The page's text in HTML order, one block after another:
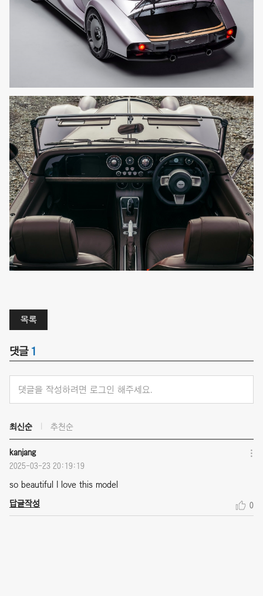
목록
댓글 1
댓글을 작성하려면 로그인 해주세요.
최신순 추천순
kanjang
2025-03-23 20:19:19
so beautiful I love this model
답글작성 0